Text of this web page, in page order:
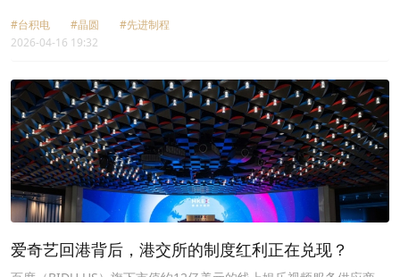
的水平，市值达1.95万亿美元，为美股第六大市值上市公司，
#台积电 #晶圆
#先进制程
2026-04-16 19:32
爱奇艺回港背后，港交所的制度红利正在兑现？